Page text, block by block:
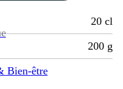
Bien-être
20 cl
200 g